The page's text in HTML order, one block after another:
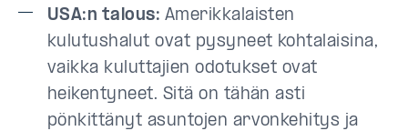
USA:n talous: Amerikkalaisten
kulutushalut ovat pysyneet kohtalaisina,
vaikka kuluttajien odotukset ovat
heikentyneet. Sitä on tähän asti
pönkittänyt asuntojen arvonkehitys ja